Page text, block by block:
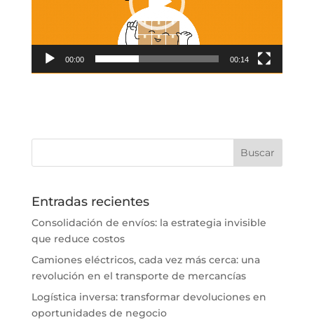
00:00 00:14
Entradas recientes
Consolidación de envíos: la estrategia invisible
que reduce costos
Camiones eléctricos, cada vez más cerca: una
revolución en el transporte de mercancías
Logística inversa: transformar devoluciones en
oportunidades de negocio